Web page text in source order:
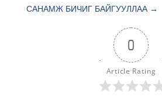
САНАМЖ БИЧИГ БАЙГУУЛЛАА →
0
Article Rating